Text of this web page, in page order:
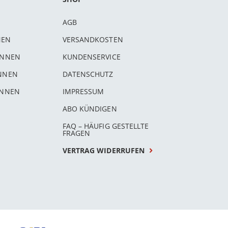
AGB
VERSANDKOSTEN
KUNDENSERVICE
DATENSCHUTZ
IMPRESSUM
ABO KÜNDIGEN
FAQ – HÄUFIG GESTELLTE
FRAGEN
VERTRAG WIDERRUFEN